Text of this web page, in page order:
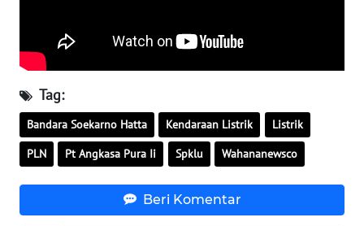
Tag:
Bandara Soekarno Hatta Kendaraan Listrik Listrik
PLN Pt Angkasa Pura Ii Spklu Wahananewsco
Beri Komentar
WN
JOGJA
WN
JATIM